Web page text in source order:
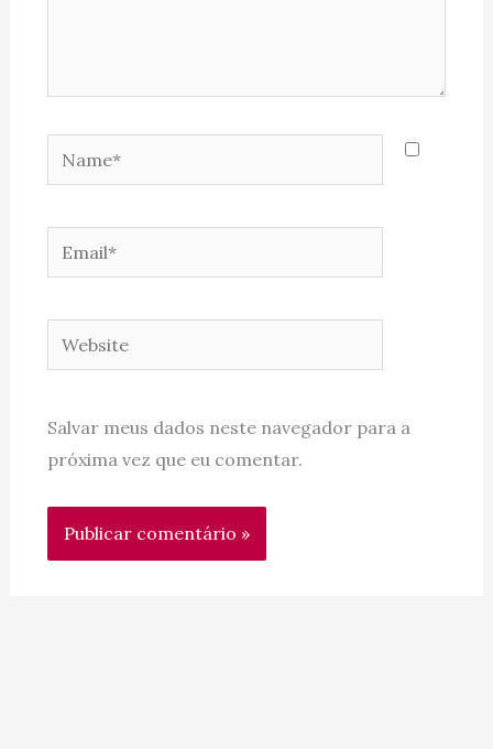
Website
Salvar meus dados neste navegador para a
próxima vez que eu comentar.